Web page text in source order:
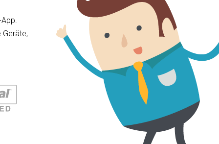
Geräte,